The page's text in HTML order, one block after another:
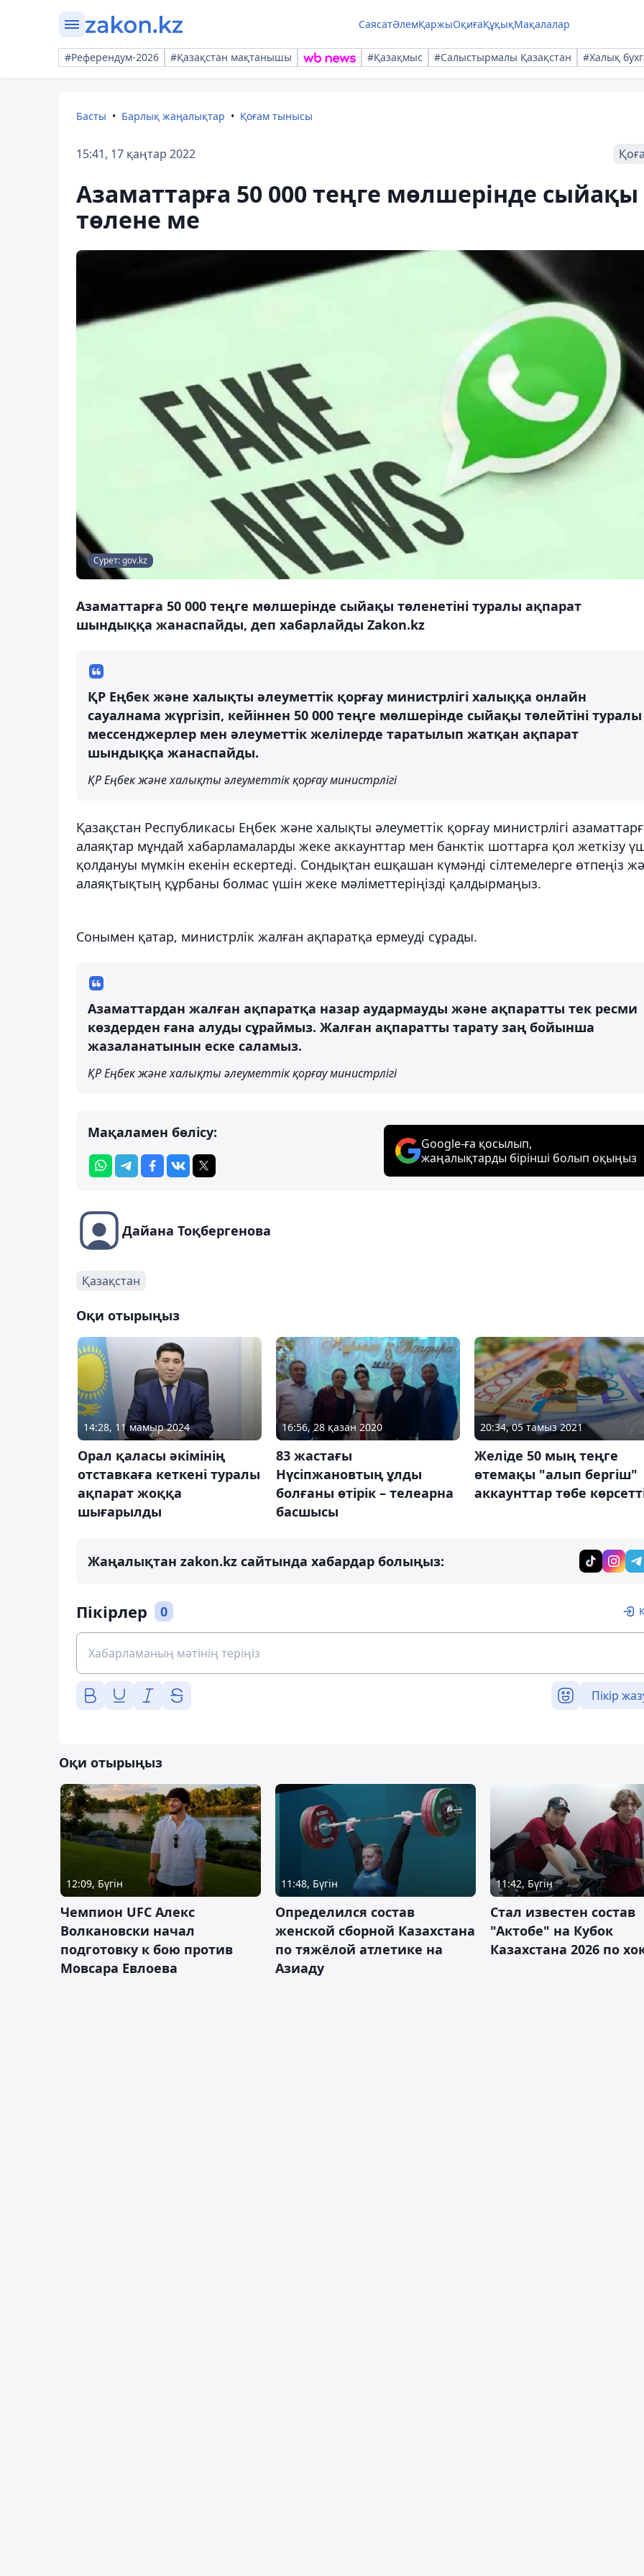
СаясатӘлемҚаржыОқиғаҚұқықМақалалар
#Референдум-2026 #Қазақстан мақтанышы #Қазақмыс #Салыстырмалы Қазақстан #Халық
Басты Барлық жаңалықтар Қоғам тынысы
15:41, 17 қаңтар 2022
Азаматтарға 50 000 теңге мөлшерінде сыйақы
төлене ме
Сурет: gov.kz
Азаматтарға 50 000 теңге мөлшерінде сыйақы төленетіні туралы ақпарат
шындыққа жанаспайды, деп хабарлайды Zakon.kz
ҚР Еңбек және халықты әлеуметтік қорғау министрлігі халыққа онлайн
сауалнама жүргізіп, кейіннен 50 000 теңге мөлшерінде сыйақы төлейтіні туралы
мессенджерлер мен әлеуметтік желілерде таратылып жатқан ақпарат
шындыққа жанаспайды.
ҚР Еңбек және халықты әлеуметтік қорғау министрлігі
Қазақстан Республикасы Еңбек және халықты әлеуметтік қорғау министрлігі
алаяқтар мұндай хабарламаларды жеке аккаунттар мен банктік шоттарға қол жеткізу
қолдануы мүмкін екенін ескертеді. Сондықтан ешқашан күмәнді сілтемелерге өтпеңіз
алаяқтықтың құрбаны болмас үшін жеке мәліметтеріңізді қалдырмаңыз.
Сонымен қатар, министрлік жалған ақпаратқа ермеуді сұрады.
Азаматтардан жалған ақпаратқа назар аудармауды және ақпаратты тек ресми
көздерден ғана алуды сұраймыз. Жалған ақпаратты тарату заң бойынша
жазаланатынын еске саламыз.
ҚР Еңбек және халықты әлеуметтік қорғау министрлігі
Мақаламен бөлісу:
Google-ға қосылып,
жаңалықтарды бірінші болып оқыңыз
Дайана Тоқбергенова
Қазақстан
Оқи отырыңыз
14:28, 11 мамыр 2024
Орал қаласы әкімінің
отставкаға кеткені туралы
ақпарат жоққа
шығарылды
16:56, 28 қазан 2020
83 жастағы
Нүсіпжановтың ұлды
болғаны өтірік – телеарна
басшысы
20:34, 05 тамыз 2021
Желіде 50 мың теңге
өтемақы "алып бергіш"
аккаунттар төбе
Жаңалықтан zakon.kz сайтында хабардар болыңыз:
Пікірлер 0
Пікір
Оқи отырыңыз
12:09, Бүгін
Чемпион UFC Алекс
Волкановски начал
подготовку к бою против
Мовсара Евлоева
11:48, Бүгін
Определился состав
женской сборной Казахстана
по тяжёлой атлетике на
Азиаду
11:42, Бүгін
Стал известен состав
"Актобе" на Кубок
Казахстана 2026 по